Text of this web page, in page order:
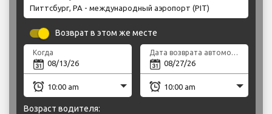
Возврат в этом же месте
Когда Дата возврата автомобиля
Возраст водителя: